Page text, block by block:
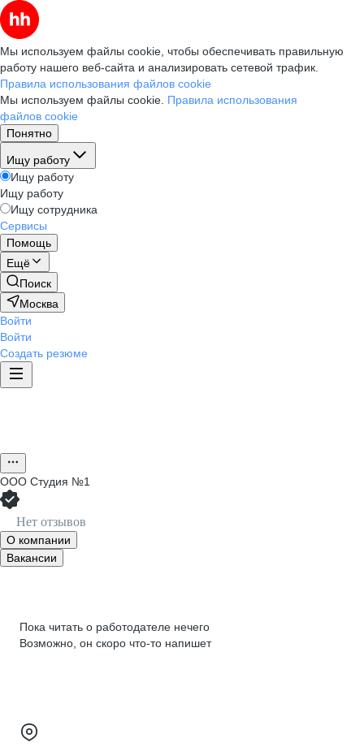
Мы используем файлы cookie, чтобы обеспечивать правильную
работу нашего веб-сайта и анализировать сетевой трафик.
Правила использования файлов cookie
Мы используем файлы cookie. Правила использования
файлов cookie
Понятно
Ищу работу
Ищу работу
Ищу работу
Ищу сотрудника
Сервисы
Помощь
Ещё
Поиск
Москва
Войти
Войти
Создать резюме
ООО Студия №1
Нет отзывов
О компании
Вакансии
Пока читать о работодателе нечего
Возможно, он скоро что‑то напишет